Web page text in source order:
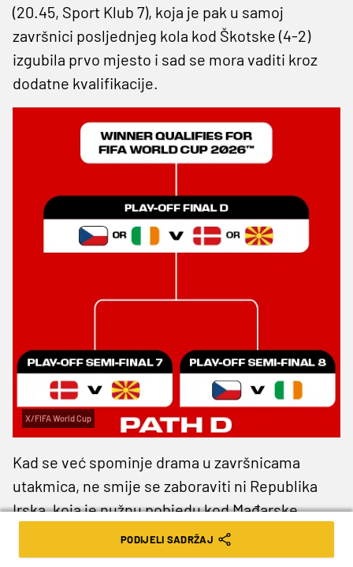
(20.45, Sport Klub 7), koja je pak u samoj
završnici posljednjeg kola kod Škotske (4-2)
izgubila prvo mjesto i sad se mora vaditi kroz
dodatne kvalifikacije.
X/FIFA World Cup
Kad se već spominje drama u završnicama
utakmica, ne smije se zaboraviti ni Republika
Irska, koja je nužnu pobjedu kod Mađarske
izborila golovima u 80. i 96. minuti, kad je
Parrottnastavio svoj niz. Naime, tad je postigao
PODIJELI SADRŽAJ